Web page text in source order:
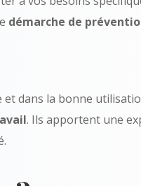
démarche de
dans la bonne
. Ils apportent une